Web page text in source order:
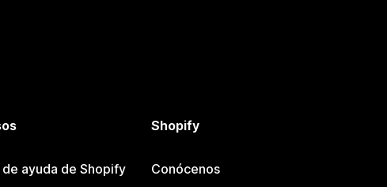
ayuda de Shopify
Shopify
Conócenos